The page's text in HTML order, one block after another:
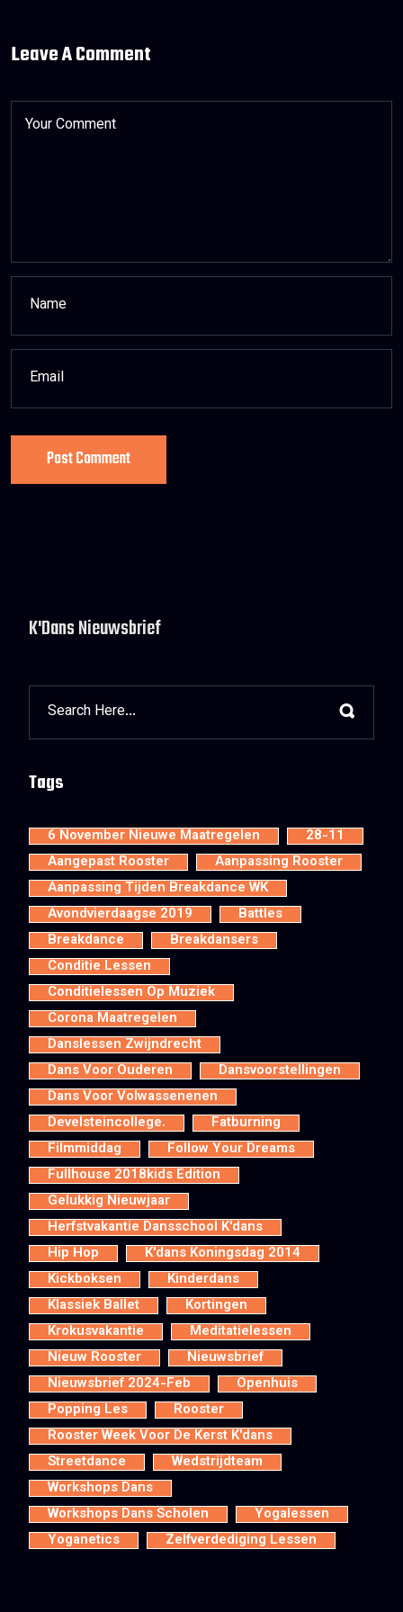
Leave A Comment
Post Comment
K'Dans Nieuwsbrief
Tags
6 November Nieuwe Maatregelen
28-11
Aangepast Rooster
Aanpassing Rooster
Aanpassing Tijden Breakdance WK
Avondvierdaagse 2019
Battles
Breakdance
Breakdansers
Conditie Lessen
Conditielessen Op Muziek
Corona Maatregelen
Danslessen Zwijndrecht
Dans Voor Ouderen
Dansvoorstellingen
Dans Voor Volwassenenen
Develsteincollege.
Fatburning
Filmmiddag
Follow Your Dreams
Fullhouse 2018kids Edition
Gelukkig Nieuwjaar
Herfstvakantie Dansschool K'dans
Hip Hop
K'dans Koningsdag 2014
Kickboksen
Kinderdans
Klassiek Ballet
Kortingen
Krokusvakantie
Meditatielessen
Nieuw Rooster
Nieuwsbrief
Nieuwsbrief 2024-Feb
Openhuis
Popping Les
Rooster
Rooster Week Voor De Kerst K'dans
Streetdance
Wedstrijdteam
Workshops Dans
Workshops Dans Scholen
Yogalessen
Yoganetics
Zelfverdediging Lessen